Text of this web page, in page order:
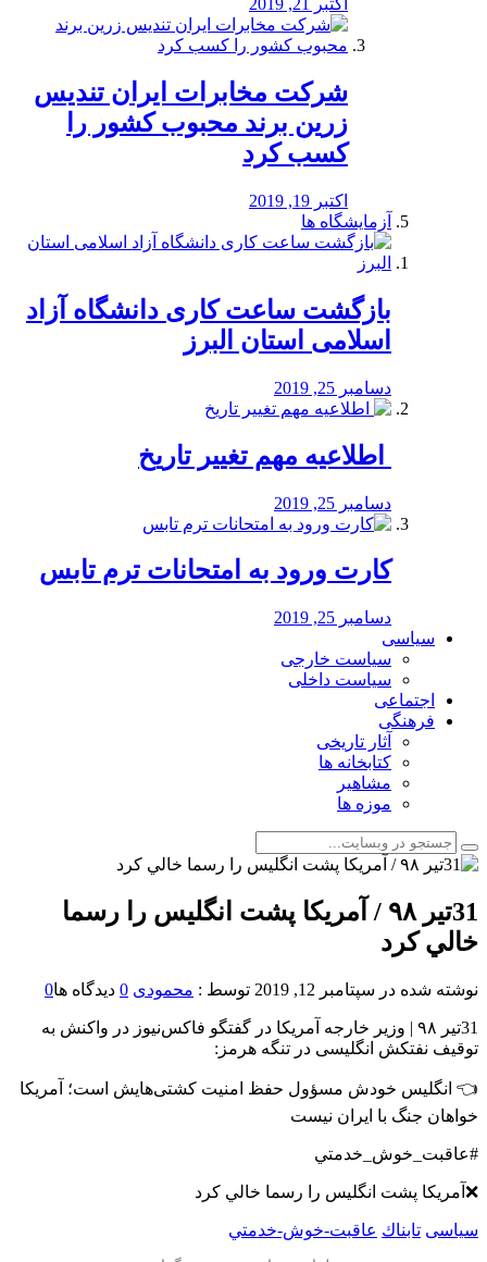
اکتبر 21, 2019
شرکت مخابرات ایران تندیس
زرین برند محبوب کشور را
کسب کرد
اکتبر 19, 2019
آزمایشگاه ها
بازگشت ساعت کاری دانشگاه آزاد
اسلامی استان البرز
دسامبر 25, 2019
️ اطلاعیه مهم تغییر تاریخ
دسامبر 25, 2019
کارت ورود به امتحانات ترم تابس
دسامبر 25, 2019
سیاسی
سیاست خارجی
سیاست داخلی
اجتماعی
فرهنگی
آثار تاریخی
کتابخانه ها
مشاهیر
موزه ها
31تیر ۹۸ / آمريكا پشت انگليس را رسما
خالي كرد
نوشته شده در سپتامبر 12, 2019 توسط : محمودی 0 دیدگاه ها0
31تیر ۹۸ | وزیر خارجه آمریکا در گفتگو فاکس‌نیوز در واکنش به
توقیف نفتکش انگلیسی در تنگه هرمز:
👈 انگلیس خودش مسؤول حفظ امنیت کشتی‌هایش است؛ آمریکا
خواهان جنگ با ایران نیست
#عاقبت_خوش_خدمتي
❌آمريكا پشت انگليس را رسما خالي كرد
سیاسی تابناك عاقبت-خوش-خدمتي